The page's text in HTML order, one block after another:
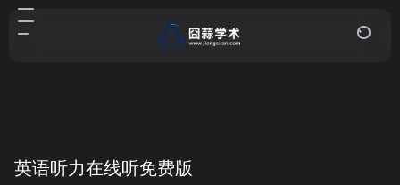
英语听力在线听免费版